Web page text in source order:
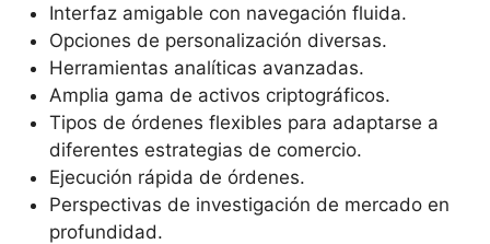
Interfaz amigable con navegación fluida.
Opciones de personalización diversas.
Herramientas analíticas avanzadas.
Amplia gama de activos criptográficos.
Tipos de órdenes flexibles para adaptarse a
diferentes estrategias de comercio.
Ejecución rápida de órdenes.
Perspectivas de investigación de mercado en
profundidad.